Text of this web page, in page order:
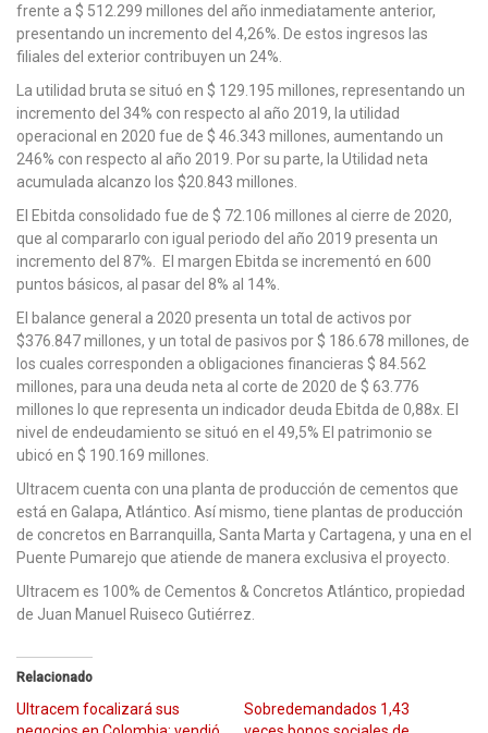
frente a $ 512.299 millones del año inmediatamente anterior,
presentando un incremento del 4,26%. De estos ingresos las
filiales del exterior contribuyen un 24%.
La utilidad bruta se situó en $ 129.195 millones, representando un
incremento del 34% con respecto al año 2019, la utilidad
operacional en 2020 fue de $ 46.343 millones, aumentando un
246% con respecto al año 2019. Por su parte, la Utilidad neta
acumulada alcanzo los $20.843 millones.
El Ebitda consolidado fue de $ 72.106 millones al cierre de 2020,
que al compararlo con igual periodo del año 2019 presenta un
incremento del 87%. El margen Ebitda se incrementó en 600
puntos básicos, al pasar del 8% al 14%.
El balance general a 2020 presenta un total de activos por
$376.847 millones, y un total de pasivos por $ 186.678 millones, de
los cuales corresponden a obligaciones financieras $ 84.562
millones, para una deuda neta al corte de 2020 de $ 63.776
millones lo que representa un indicador deuda Ebitda de 0,88x. El
nivel de endeudamiento se situó en el 49,5% El patrimonio se
ubicó en $ 190.169 millones.
Ultracem cuenta con una planta de producción de cementos que
está en Galapa, Atlántico. Así mismo, tiene plantas de producción
de concretos en Barranquilla, Santa Marta y Cartagena, y una en el
Puente Pumarejo que atiende de manera exclusiva el proyecto.
Ultracem es 100% de Cementos & Concretos Atlántico, propiedad
de Juan Manuel Ruiseco Gutiérrez.
Relacionado
Ultracem focalizará sus
Sobredemandados 1,43